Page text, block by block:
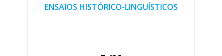
ENSAIOS HISTÓRICO-LINGUÍSTICOS